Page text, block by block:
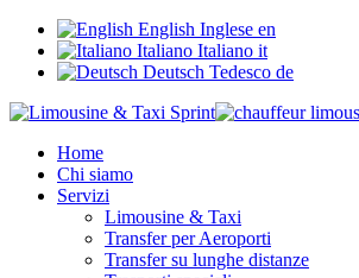
English Inglese en
Italiano Italiano it
Deutsch Tedesco de
Home
Chi siamo
Servizi
Limousine & Taxi
Transfer per Aeroporti
Transfer su lunghe distanze